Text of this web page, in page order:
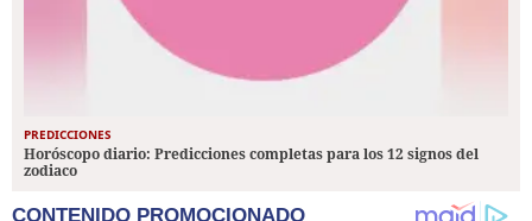
PREDICCIONES
Horóscopo diario: Predicciones completas para los 12 signos del
zodiaco
CONTENIDO PROMOCIONADO